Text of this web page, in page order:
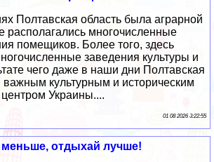
Полтавская область была аграрной
располагались многочисленные
помещиков. Более того, здесь
заведения культуры и
чего даже в наши дни Полтавская
важным культурным и историческим
центром Украины....
01 08 2026 3:22:55
меньше, отдыхай лучше!